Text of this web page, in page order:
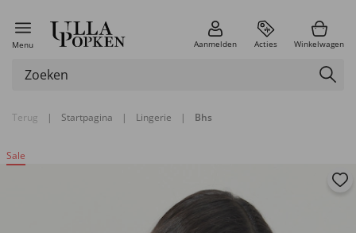
Menu Aanmelden Acties Winkelwagen
Terug | Startpagina | Lingerie | Bhs
Sale